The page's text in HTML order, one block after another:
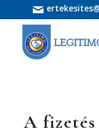
A fizetés